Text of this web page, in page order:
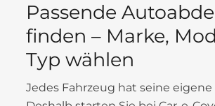
Passende
finden – Marke,
Typ wählen
Jedes Fahrzeug hat seine